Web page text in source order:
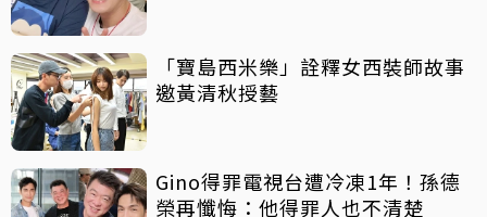
「寶島西米樂」詮釋女西裝師故事
邀黃清秋授藝
Gino得罪電視台遭冷凍1年！孫德
榮再懺悔：他得罪人也不清楚